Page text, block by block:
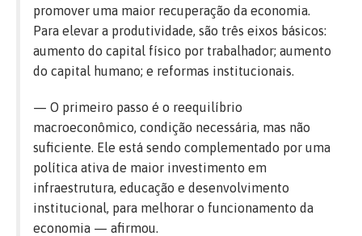
promover uma maior recuperação da economia.
Para elevar a produtividade, são três eixos básicos:
aumento do capital físico por trabalhador; aumento
do capital humano; e reformas institucionais.
— O primeiro passo é o reequilíbrio
macroeconômico, condição necessária, mas não
suficiente. Ele está sendo complementado por uma
política ativa de maior investimento em
infraestrutura, educação e desenvolvimento
institucional, para melhorar o funcionamento da
economia — afirmou.